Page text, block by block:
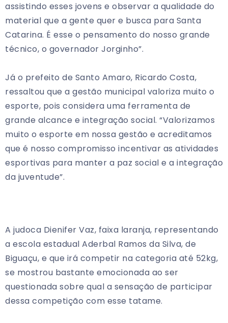
assistindo esses jovens e observar a qualidade do
material que a gente quer e busca para Santa
Catarina. É esse o pensamento do nosso grande
técnico, o governador Jorginho”.
Já o prefeito de Santo Amaro, Ricardo Costa,
ressaltou que a gestão municipal valoriza muito o
esporte, pois considera uma ferramenta de
grande alcance e integração social. “Valorizamos
muito o esporte em nossa gestão e acreditamos
que é nosso compromisso incentivar as atividades
esportivas para manter a paz social e a integração
da juventude”.
A judoca Dienifer Vaz, faixa laranja, representando
a escola estadual Aderbal Ramos da Silva, de
Biguaçu, e que irá competir na categoria até 52kg,
se mostrou bastante emocionada ao ser
questionada sobre qual a sensação de participar
dessa competição com esse tatame.